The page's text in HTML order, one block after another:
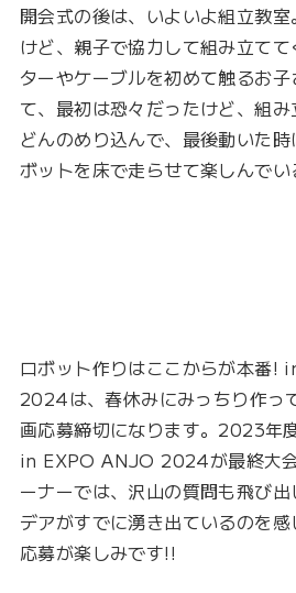
開会式の後は、いよいよ組立教
けど、親子で協力して組み立て
ターやケーブルを初めて触るお
て、最初は恐々だったけど、組
どんのめり込んで、最後動いた
ボットを床で走らせて楽しんでい
ロボット作りはここからが本番!
2024は、春休みにみっちり作っ
画応募締切になります。2023年
in EXPO ANJO 2024が最終大
ーナーでは、沢山の質問も飛び
デアがすでに湧き出ているのを
応募が楽しみです!!